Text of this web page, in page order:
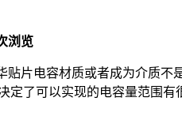
浏览
电容材质或者成为介质不
了可以实现的电容量范围